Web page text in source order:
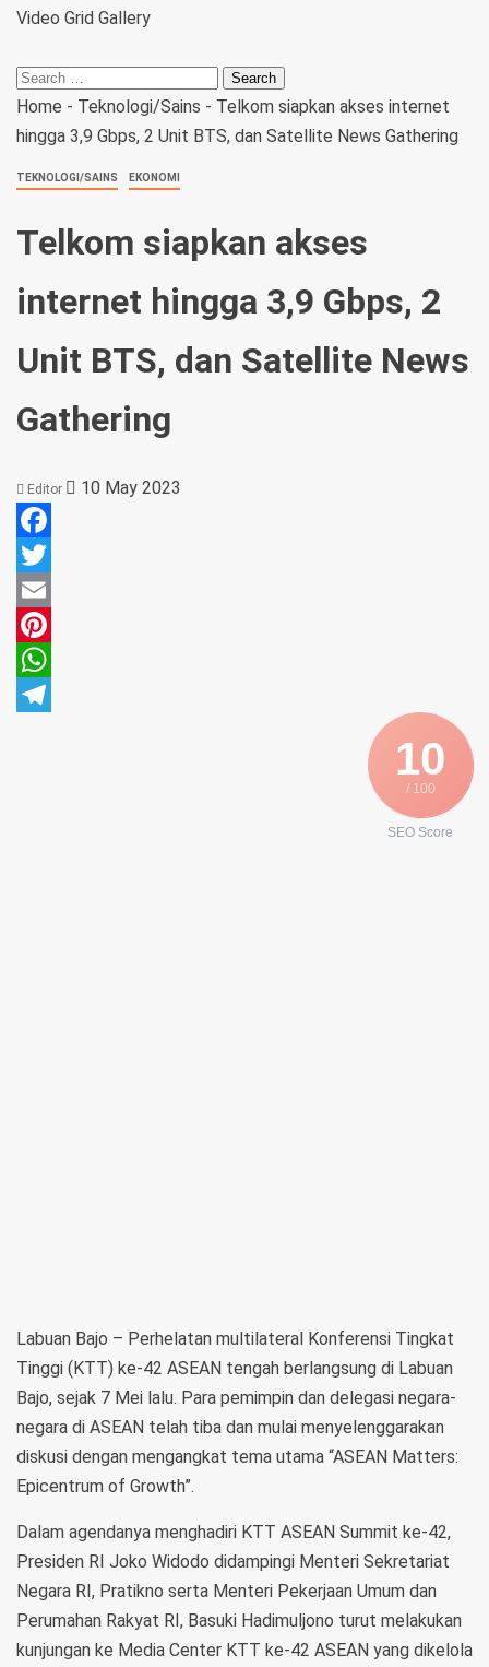
Video Grid Gallery
Home - Teknologi/Sains - Telkom siapkan akses internet
hingga 3,9 Gbps, 2 Unit BTS, dan Satellite News Gathering
TEKNOLOGI/SAINS EKONOMI
Telkom siapkan akses
internet hingga 3,9 Gbps, 2
Unit BTS, dan Satellite News
Gathering
Editor 10 May 2023
Facebook
Twitter
Email
Pinterest
WhatsApp
10
/ 100
SEO Score
Labuan Bajo – Perhelatan multilateral Konferensi Tingkat
Tinggi (KTT) ke-42 ASEAN tengah berlangsung di Labuan
Bajo, sejak 7 Mei lalu. Para pemimpin dan delegasi negara-
negara di ASEAN telah tiba dan mulai menyelenggarakan
diskusi dengan mengangkat tema utama “ASEAN Matters:
Epicentrum of Growth”.
Dalam agendanya menghadiri KTT ASEAN Summit ke-42,
Presiden RI Joko Widodo didampingi Menteri Sekretariat
Negara RI, Pratikno serta Menteri Pekerjaan Umum dan
Perumahan Rakyat RI, Basuki Hadimuljono turut melakukan
kunjungan ke Media Center KTT ke-42 ASEAN yang dikelola